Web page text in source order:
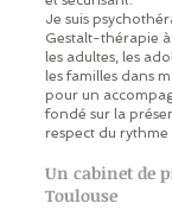
Je suis
Gestalt-thérapie à
les adultes, les
les familles dans
pour un
fondé sur la
respect du rythme
Un cabinet de
Toulouse